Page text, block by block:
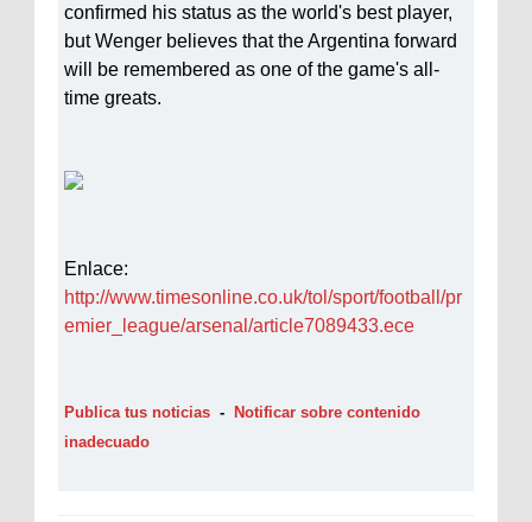
confirmed his status as the world's best player,
but Wenger believes that the Argentina forward
will be remembered as one of the game's all-
time greats.
Enlace:
http://www.timesonline.co.uk/tol/sport/football/pr
emier_league/arsenal/article7089433.ece
Publica tus noticias - Notificar sobre contenido
inadecuado